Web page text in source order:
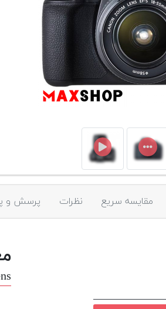
مقایسه سریع نظرات پرسش و